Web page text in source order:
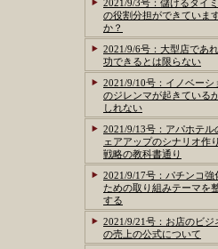
2021/9/3号：儲けるタイ
の役割分担ができていま
か？
2021/9/6号：大型店であ
功できるとは限らない
2021/9/10号：イノベーシ
のジレンマが起きている
しれない
2021/9/13号：アパホテル
ェアアップのシナリオ作
戦略の教科書通り
2021/9/17号：パチンコ強
ための取り組みテーマを
する
2021/9/21号：お店のビジ
の売上の公式について